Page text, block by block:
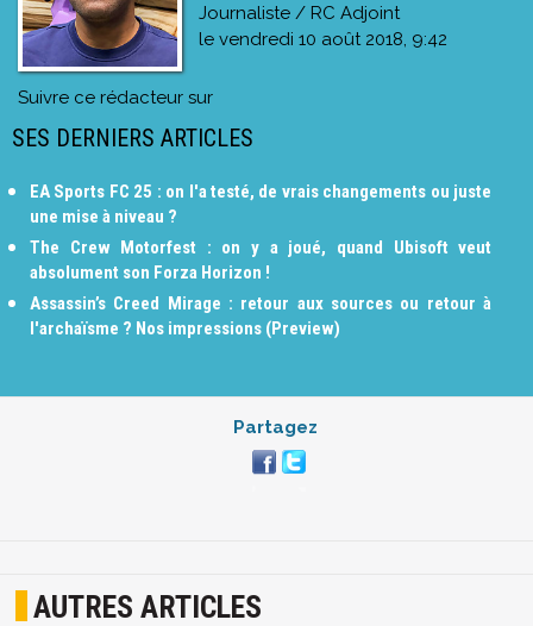
Journaliste / RC Adjoint
le vendredi 10 août 2018, 9:42
Suivre ce rédacteur sur
SES DERNIERS ARTICLES
EA Sports FC 25 : on l'a testé, de vrais changements ou juste
une mise à niveau ?
The Crew Motorfest : on y a joué, quand Ubisoft veut
absolument son Forza Horizon !
Assassin’s Creed Mirage : retour aux sources ou retour à
l'archaïsme ? Nos impressions (Preview)
Partagez
AUTRES ARTICLES